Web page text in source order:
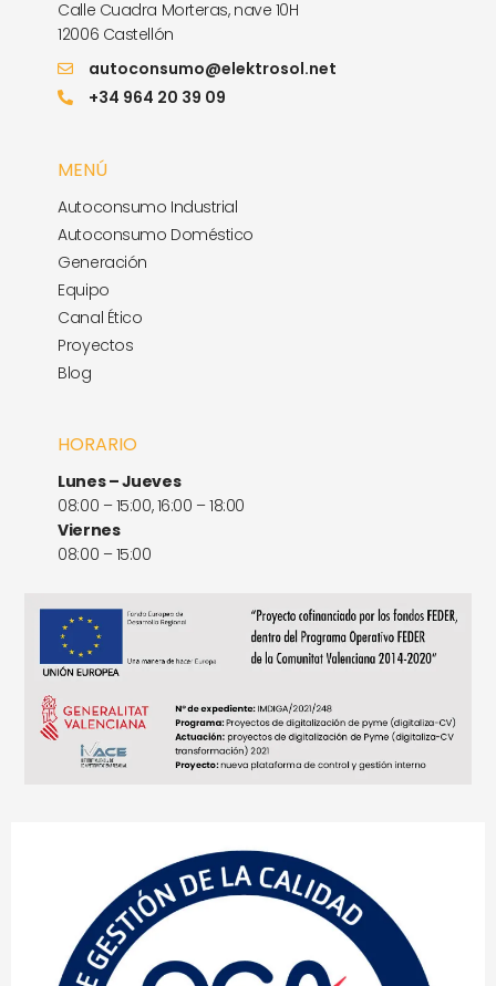
Calle Cuadra Morteras, nave 10H
12006 Castellón
autoconsumo@elektrosol.net
+34 964 20 39 09
MENÚ
Autoconsumo Industrial
Autoconsumo Doméstico
Generación
Equipo
Canal Ético
Proyectos
Blog
HORARIO
Lunes – Jueves
08:00 – 15:00, 16:00 – 18:00
Viernes
08:00 – 15:00